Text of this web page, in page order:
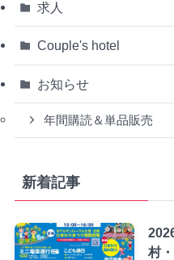
求人
Couple's hotel
お知らせ
年間購読＆単品販売
新着記事
村